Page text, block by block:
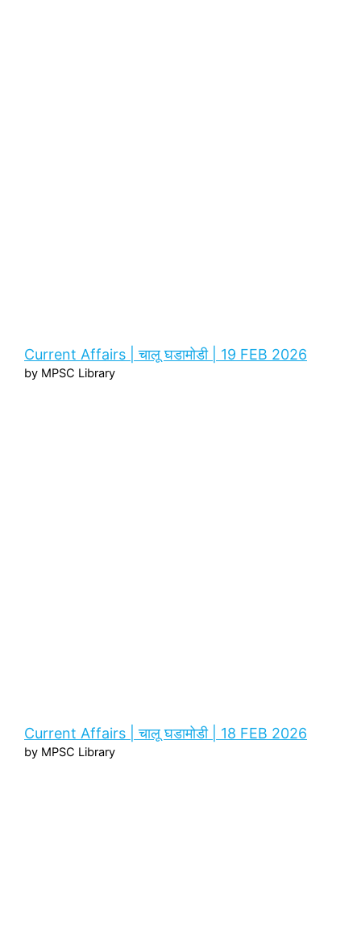
Current Affairs | चालू घडामोडी | 19 FEB 2026
by MPSC Library
Current Affairs | चालू घडामोडी | 18 FEB 2026
by MPSC Library